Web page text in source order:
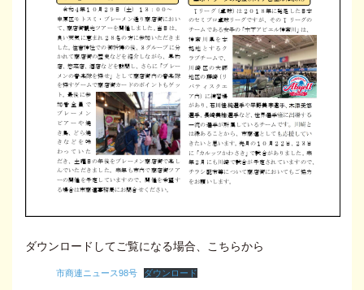
ダウンロードしてご覧になる場合、こちらから
市商連ニュース98号 ダウンロード